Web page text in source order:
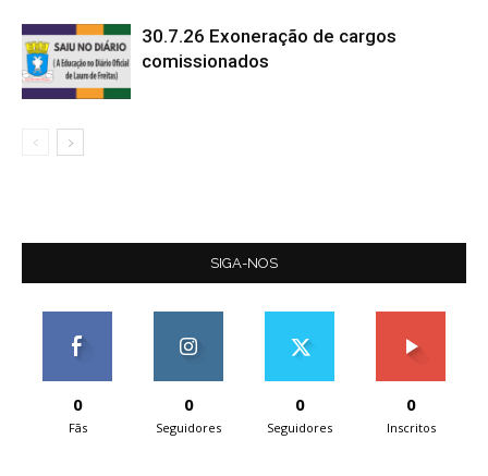
30.7.26 Exoneração de cargos
comissionados
SIGA-NOS
0
Fãs
0
Seguidores
0
Seguidores
0
Inscritos